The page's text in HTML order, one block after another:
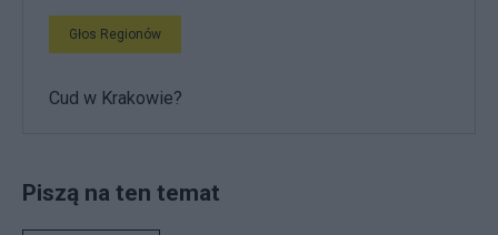
Głos Regionów
Cud w Krakowie?
Piszą na ten temat